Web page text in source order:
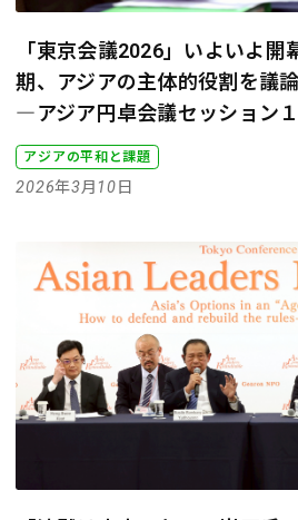
「東京会議2026」いよいよ開
期、アジアの主体的役割を議論
―アジア円卓会議セッション
アジアの平和と課題
2026年3月10日